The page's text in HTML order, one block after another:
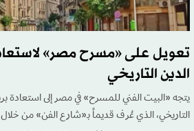
تعويل على «مسرح مصر»
الدين التاريخي
يتجه «البيت الفني للمسرح» في مصر إلى استعادة
التاريخي، الذي عُرف قديماً بـ«شارع الفن» من